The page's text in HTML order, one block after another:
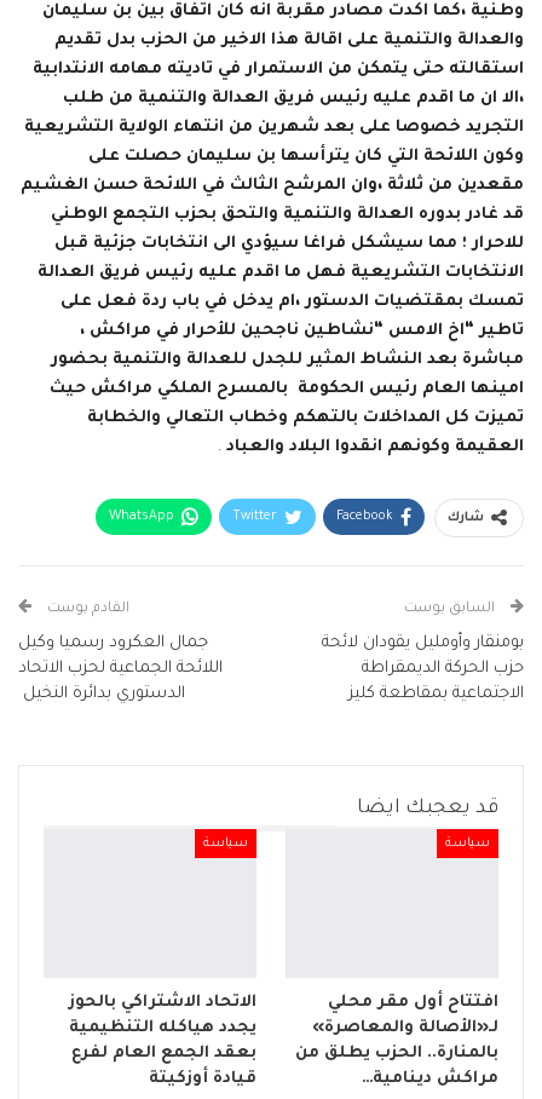
وطنية ،كما اكدت مصادر مقربة انه كان اتفاق بين بن سليمان
والعدالة والتنمية على اقالة هذا الاخير من الحزب بدل تقديم
استقالته حتى يتمكن من الاستمرار في تاديته مهامه الانتدابية
،الا ان ما اقدم عليه رئيس فريق العدالة والتنمية من طلب
التجريد خصوصا على بعد شهرين من انتهاء الولاية التشريعية
وكون اللائحة التي كان يترأسها بن سليمان حصلت على
مقعدين من ثلاثة ،وان المرشح الثالث في اللائحة حسن الغشيم
قد غادر بدوره العدالة والتنمية والتحق بحزب التجمع الوطني
للاحرار ؛ مما سيشكل فراغا سيؤدي الى انتخابات جزئية قبل
الانتخابات التشريعية فهل ما اقدم عليه رئيس فريق العدالة
تمسك بمقتضيات الدستور ،ام يدخل في باب ردة فعل على
تاطير “اخ الامس “نشاطين ناجحين للأحرار في مراكش ،
مباشرة بعد النشاط المثير للجدل للعدالة والتنمية بحضور
امينها العام رئيس الحكومة بالمسرح الملكي مراكش حيث
تميزت كل المداخلات بالتهكم وخطاب التعالي والخطابة
العقيمة وكونهم انقدوا البلاد والعباد .
شارك Facebook
Twitter
WhatsApp
Telegram
السابق بوست
بومنقار وأومليل يقودان لائحة
حزب الحركة الديمقراطة
الاجتماعية بمقاطعة كليز
القادم بوست
جمال العكرود رسميا وكيل
اللائحة الجماعية لحزب الاتحاد
الدستوري بدائرة النخيل
قد يعجبك ايضا
سياسة
افتتاح أول مقر محلي
لـ«الأصالة والمعاصرة»
بالمنارة.. الحزب يطلق من
مراكش دينامية…
سياسة
الاتحاد الاشتراكي بالحوز
يجدد هياكله التنظيمية
بعقد الجمع العام لفرع
قيادة أوزكيتة